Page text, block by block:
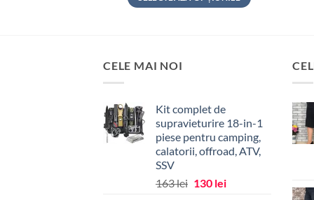
Opțiunile
pot
fi
alese
CELE MAI NOI
Kit complet de
supravieturire 18-in-1
piese pentru camping,
calatorii, offroad, ATV,
SSV
163lei Prețul
130 leiPrețul